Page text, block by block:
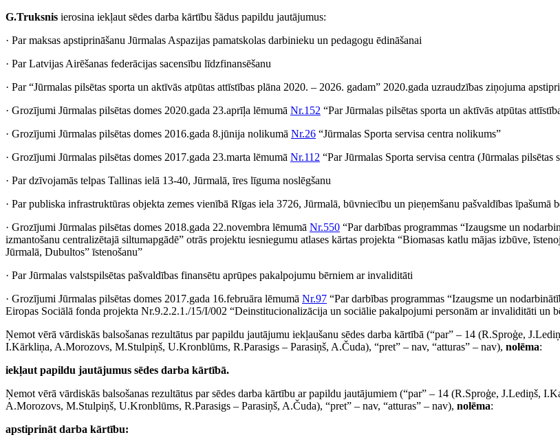
G.Truksnis ierosina iekļaut sēdes darba kārtību šādus papildu jautājumus:
· Par maksas apstiprināšanu Jūrmalas Aspazijas pamatskolas darbinieku un pedagogu ēdināšanai
· Par Latvijas Airēšanas federācijas sacensību līdzfinansēšanu
· Par “Jūrmalas pilsētas sporta un aktīvās atpūtas attīstības plāna 2020. – 2026. gadam” 2020.gada uzraudzības ziņojuma
· Grozījumi Jūrmalas pilsētas domes 2020.gada 23.aprīļa lēmumā Nr.152 “Par Jūrmalas pilsētas sporta un aktīvās atpūtas
· Grozījumi Jūrmalas pilsētas domes 2016.gada 8.jūnija nolikumā Nr.26 “Jūrmalas Sporta servisa centra nolikums”
· Grozījumi Jūrmalas pilsētas domes 2017.gada 23.marta lēmumā Nr.112 “Par Jūrmalas Sporta servisa centra (Jūrmalas
· Par dzīvojamās telpas Tallinas ielā 13-40, Jūrmalā, īres līguma noslēgšanu
· Par publiska infrastruktūras objekta zemes vienībā Rīgas iela 3726, Jūrmalā, būvniecību un pieņemšanu pašvaldības īpašumā
· Grozījumi Jūrmalas pilsētas domes 2018.gada 22.novembra lēmumā Nr.550 “Par darbības programmas “Izaugsme un
izmantošanu centralizētajā siltumapgādē” otrās projektu iesniegumu atlases kārtas projekta “Biomasas katlu mājas izbūve,
Jūrmalā, Dubultos” īstenošanu”
· Par Jūrmalas valstspilsētas pašvaldības finansētu aprūpes pakalpojumu bērniem ar invaliditāti
· Grozījumi Jūrmalas pilsētas domes 2017.gada 16.februāra lēmumā Nr.97 “Par darbības programmas “Izaugsme un
Eiropas Sociālā fonda projekta Nr.9.2.2.1./15/I/002 “Deinstitucionalizācija un sociālie pakalpojumi personām ar invaliditāti un
Ņemot vērā vārdiskās balsošanas rezultātus par papildu jautājumu iekļaušanu sēdes darba kārtībā (“par” – 14 (R.Sproģe,
I.Kārkliņa, A.Morozovs, M.Stulpiņš, U.Kronblūms, R.Parasigs – Parasiņš, A.Čuda), “pret” – nav, “atturas” – nav), nolēma:
iekļaut papildu jautājumus sēdes darba kārtībā.
Ņemot vērā vārdiskās balsošanas rezultātus par sēdes darba kārtību ar papildu jautājumiem (“par” – 14 (R.Sproģe,
A.Morozovs, M.Stulpiņš, U.Kronblūms, R.Parasigs – Parasiņš, A.Čuda), “pret” – nav, “atturas” – nav), nolēma:
apstiprināt darba kārtību: